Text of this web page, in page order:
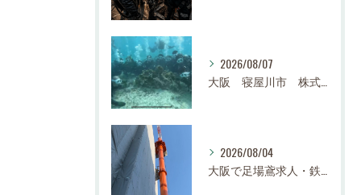
2026/08/07
2026/08/04